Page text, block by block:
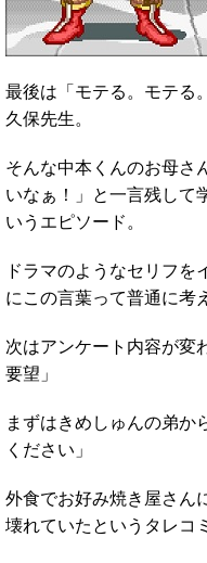
最後は「モテる。モテる
久保先生。
そんな中本くんのお母さ
いなぁ！」と一言残して
いうエピソード。
ドラマのようなセリフを
にこの言葉って普通に考
次はアンケート内容が変
要望」
まずはきめしゅんの弟か
ください」
外食でお好み焼き屋さん
壊れていたというタレコ